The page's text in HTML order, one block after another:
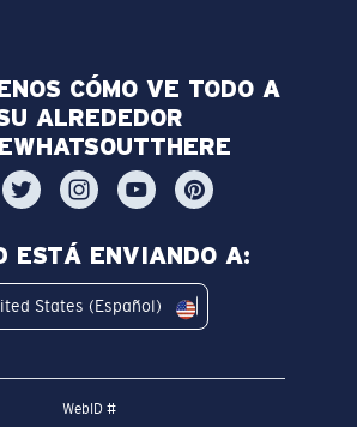
CÓMO VE TODO A
ALREDEDOR
ESTÁ ENVIANDO A:
States (Español)
WebID #